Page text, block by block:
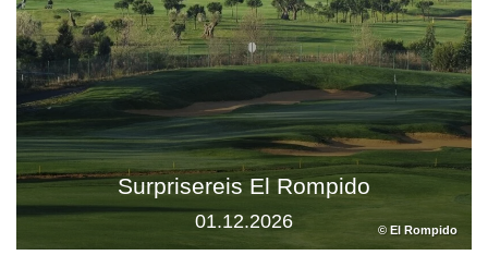
© El Rompido
Surprisereis El Rompido
01.12.2026